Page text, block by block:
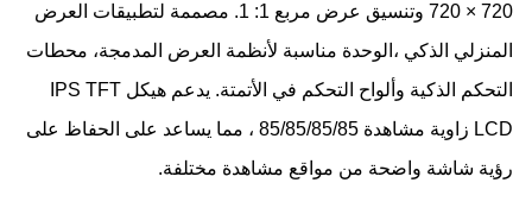
720 × 720 وتنسيق عرض مربع 1: 1. مصممة لتطبيقات العرض
المنزلي الذكي ،الوحدة مناسبة لأنظمة العرض المدمجة، محطات
التحكم الذكية وألواح التحكم في الأتمتة. يدعم هيكل IPS TFT
LCD زاوية مشاهدة 85/85/85/85 ، مما يساعد على الحفاظ على
رؤية شاشة واضحة من مواقع مشاهدة مختلفة.